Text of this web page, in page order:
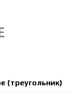
(треугольник)